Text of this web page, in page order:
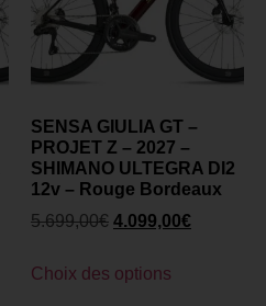
SENSA GIULIA GT –
PROJET Z – 2027 –
SHIMANO ULTEGRA DI2
12v – Rouge Bordeaux
5.699,00€ 4.099,00€
Choix des options